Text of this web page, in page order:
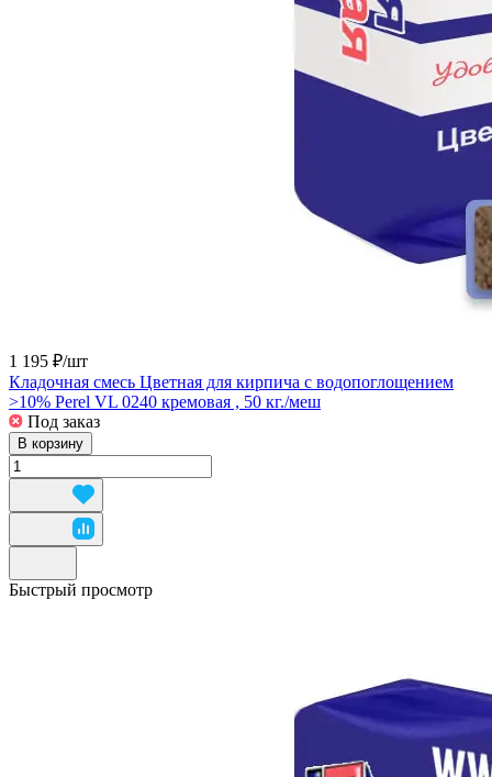
1 195 ₽/шт
Кладочная смесь Цветная для кирпича с водопоглощением
>10% Perel VL 0240 кремовая , 50 кг./меш
Под заказ
В корзину
Быстрый просмотр